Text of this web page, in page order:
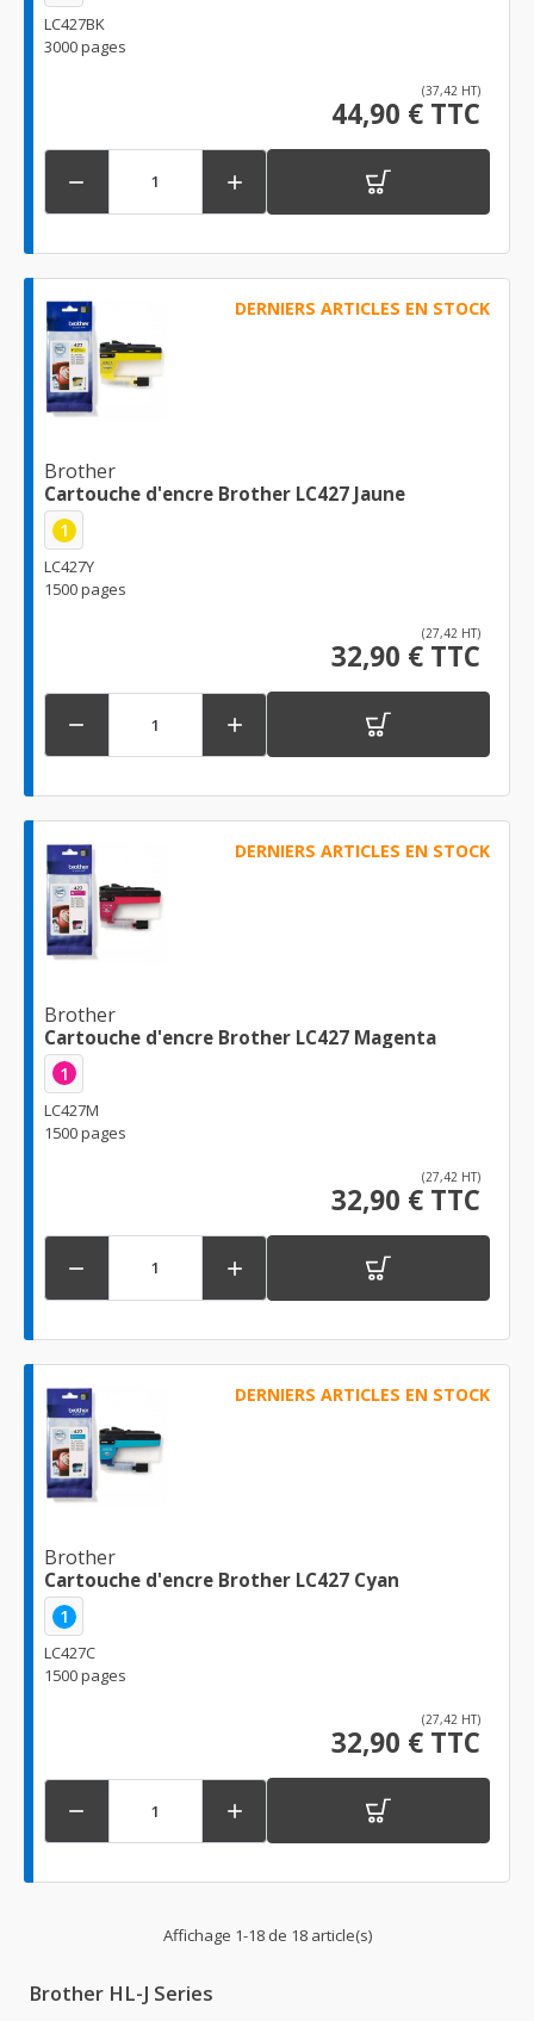
LC427BK
3000 pages
(37,42 HT)
44,90 € TTC
 
DERNIERS ARTICLES EN STOCK
Brother
Cartouche d'encre Brother LC427 Jaune
1
LC427Y
1500 pages
(27,42 HT)
32,90 € TTC
 
DERNIERS ARTICLES EN STOCK
Brother
Cartouche d'encre Brother LC427 Magenta
1
LC427M
1500 pages
(27,42 HT)
32,90 € TTC
 
DERNIERS ARTICLES EN STOCK
Brother
Cartouche d'encre Brother LC427 Cyan
1
LC427C
1500 pages
(27,42 HT)
32,90 € TTC
 
Affichage 1-18 de 18 article(s)
Brother HL-J Series